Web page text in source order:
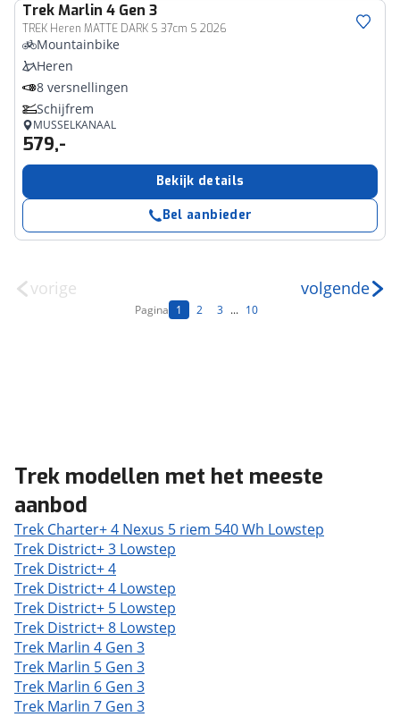
TrekMarlin 4 Gen 3
TREK Heren MATTE DARK S 37cm S 2026
Mountainbike
Heren
8 versnellingen
Schijfrem
MUSSELKANAAL
579,-
Bekijk details
Bel aanbieder
vorige
Pagina 1 2 3 ... 10
volgende
Trek modellen met het meeste
aanbod
Trek Charter+ 4 Nexus 5 riem 540 Wh Lowstep
Trek District+ 3 Lowstep
Trek District+ 4
Trek District+ 4 Lowstep
Trek District+ 5 Lowstep
Trek District+ 8 Lowstep
Trek Marlin 4 Gen 3
Trek Marlin 5 Gen 3
Trek Marlin 6 Gen 3
Trek Marlin 7 Gen 3